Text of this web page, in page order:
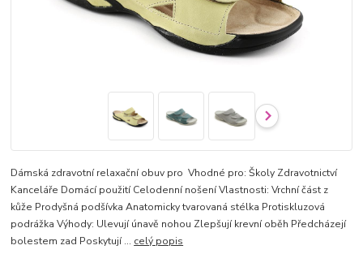
Dámská zdravotní relaxační obuv pro Vhodné pro: Školy Zdravotnictví
Kanceláře Domácí použití Celodenní nošení Vlastnosti: Vrchní část z
kůže Prodyšná podšívka Anatomicky tvarovaná stélka Protiskluzová
podrážka Výhody: Ulevují únavě nohou Zlepšují krevní oběh Předcházejí
bolestem zad Poskytují ... celý popis